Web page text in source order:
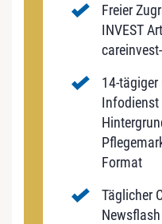
Freier
INVEST
14-tägiger
Infodienst
Format
Täglicher